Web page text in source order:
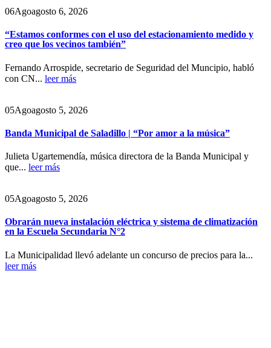
06Agoagosto 6, 2026
“Estamos conformes con el uso del estacionamiento medido y
creo que los vecinos también”
Fernando Arrospide, secretario de Seguridad del Muncipio, habló
con CN... leer más
05Agoagosto 5, 2026
Banda Municipal de Saladillo | “Por amor a la música”
Julieta Ugartemendía, música directora de la Banda Municipal y
que... leer más
05Agoagosto 5, 2026
Obrarán nueva instalación eléctrica y sistema de climatización
en la Escuela Secundaria N°2
La Municipalidad llevó adelante un concurso de precios para la...
leer más